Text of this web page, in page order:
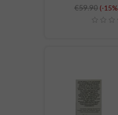
Regular
€59.90 -15%